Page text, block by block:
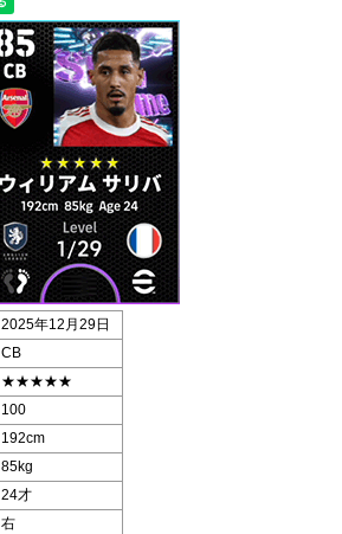
2025年12月29日
CB
★★★★★
100
192cm
85kg
24才
右